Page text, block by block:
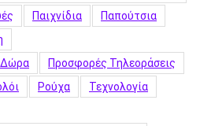
Παιχνίδια
Παπούτσια
Δώρα
Προσφορές Τηλεοράσεις
Ρούχα
Τεχνολογία